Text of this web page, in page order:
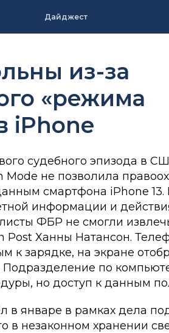
Дайджест
из-за
«режима
iPhone
судебного эпизода в
не позволила
смартфона iPhone 13.
информации и
ФБР не смогли
Post Ханны Натансон.
зарядке, на экране
по
но доступ к данным
в январе в рамках дела
в незаконном хранении